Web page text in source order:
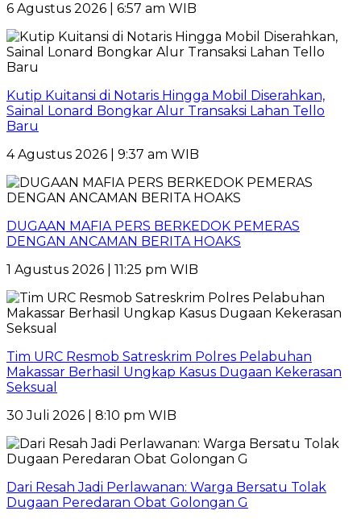
6 Agustus 2026 | 6:57 am WIB
Kutip Kuitansi di Notaris Hingga Mobil Diserahkan,
Sainal Lonard Bongkar Alur Transaksi Lahan Tello
Baru
4 Agustus 2026 | 9:37 am WIB
DUGAAN MAFIA PERS BERKEDOK PEMERAS
DENGAN ANCAMAN BERITA HOAKS
1 Agustus 2026 | 11:25 pm WIB
Tim URC Resmob Satreskrim Polres Pelabuhan
Makassar Berhasil Ungkap Kasus Dugaan Kekerasan
Seksual
30 Juli 2026 | 8:10 pm WIB
Dari Resah Jadi Perlawanan: Warga Bersatu Tolak
Dugaan Peredaran Obat Golongan G